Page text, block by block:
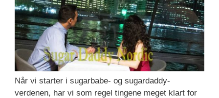
Når vi starter i sugarbabe- og sugardaddy-
verdenen, har vi som regel tingene meget klart for